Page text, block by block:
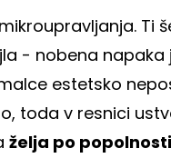
Ti
- nobena
estetsko
toda v resnici
želja po